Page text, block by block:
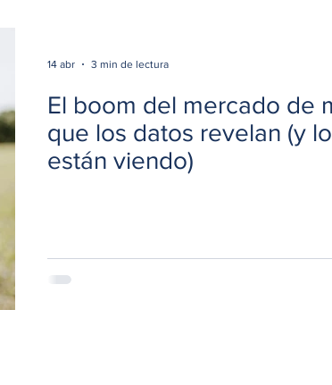
El boom del mercado de
que los datos revelan (y
están viendo)
14 abr 3 min de lectura